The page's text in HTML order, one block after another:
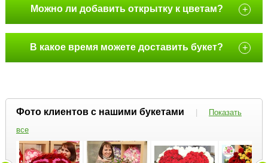
Можно ли добавить открытку к цветам? +
В какое время можете доставить букет? +
Фото клиентов с нашими букетами |
Показать
все